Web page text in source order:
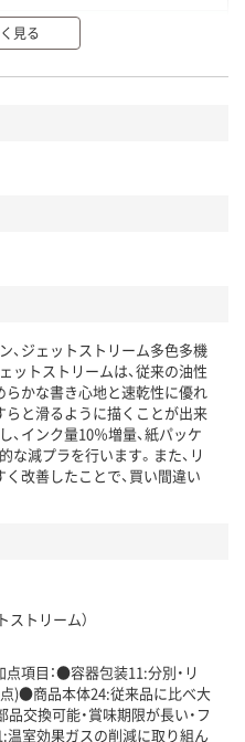
クルしやすい設計
下記商品詳細「
項目
」で確認できます。
見る
、ジェットストリーム多色多機
ットストリームは、従来の油性
らかな書き心地と速乾性に優れ
らと滑るように描くことが出来
、インク量10％増量、紙パッケ
減プラを行います。また、リ
改善したことで、買い間違い
ストリーム）
項目：●容器包装11:分別・リ
)●商品本体24:従来品に比べ大
交換可能・賞味期限が長い・フ
室効果ガスの削減に取り組ん